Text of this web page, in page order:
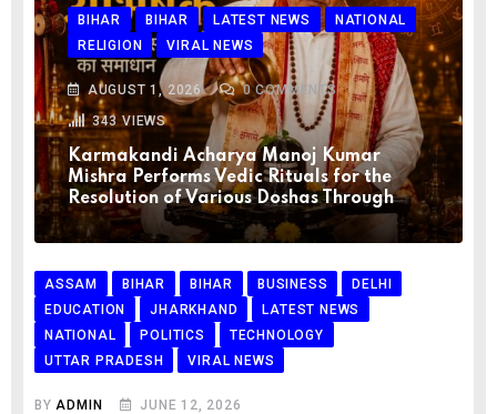
BIHAR BIHAR LATEST NEWS
NATIONAL
RELIGION
VIRAL NEWS
AUGUST 1, 2026 0COMMENTS
343 VIEWS
Karmakandi Acharya Manoj Kumar
Mishra Performs Vedic Rituals for the
Resolution of Various Doshas Through
ASSAM BIHAR BIHAR BUSINESS
DELHI
EDUCATION
JHARKHAND
LATEST NEWS
NATIONAL
POLITICS
TECHNOLOGY
UTTAR PRADESH
VIRAL NEWS
BY ADMIN JUNE 12, 2026